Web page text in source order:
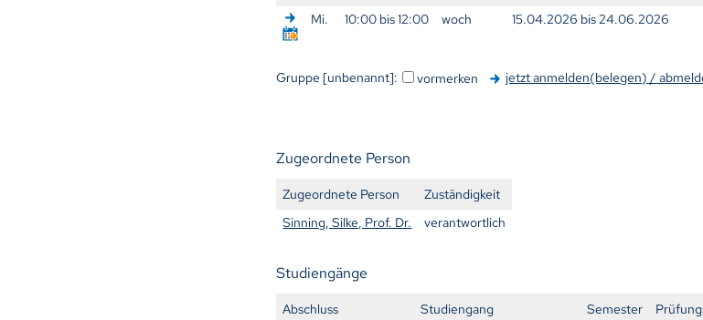
Mi.
10:00 bis 12:00 woch 15.04.2026 bis 24.06.2026
Gruppe [unbenannt]: vormerken jetzt anmelden(belegen) /
Zugeordnete Person
Zugeordnete Person
Zuständigkeit
Sinning, Silke, Prof. Dr.
verantwortlich
Studiengänge
Abschluss Studiengang Semester